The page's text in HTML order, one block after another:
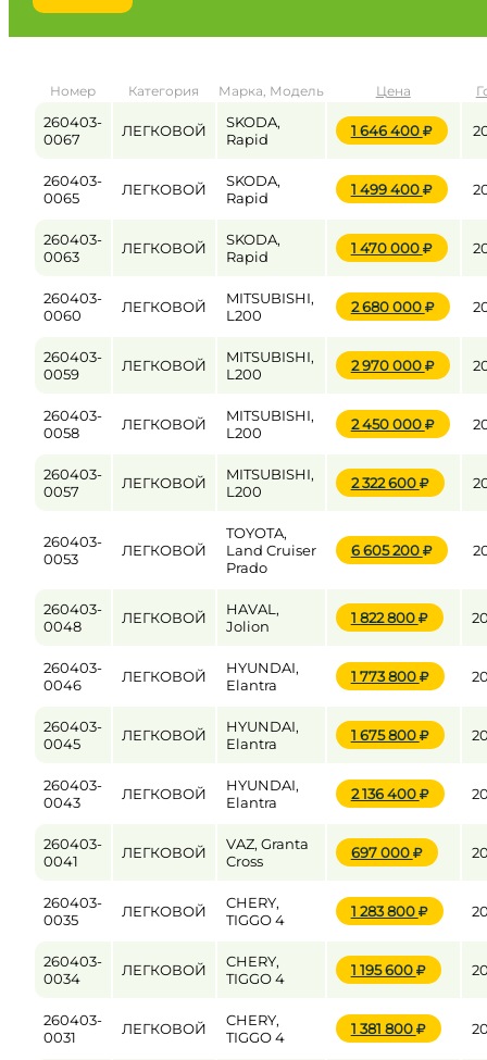
от до
Пробег / Наработка
Цена
Номер Категория Марка, Модель Цена
260403-
0067
ЛЕГКОВОЙ
SKODA,
Rapid
1 646 400
260403-
0065
ЛЕГКОВОЙ
SKODA,
Rapid
1 499 400
260403-
0063
ЛЕГКОВОЙ
SKODA,
Rapid
1 470 000
260403-
0060
ЛЕГКОВОЙ
MITSUBISHI,
L200
2 680 000
260403-
0059
ЛЕГКОВОЙ
MITSUBISHI,
L200
2 970 000
260403-
0058
ЛЕГКОВОЙ
MITSUBISHI,
L200
2 450 000
260403-
0057
ЛЕГКОВОЙ
MITSUBISHI,
L200
2 322 600
260403-
0053
ЛЕГКОВОЙ
TOYOTA,
Land Cruiser
Prado
6 605 200
260403-
0048
ЛЕГКОВОЙ
HAVAL,
Jolion
1 822 800
260403-
0046
ЛЕГКОВОЙ
HYUNDAI,
Elantra
1 773 800
260403-
0045
ЛЕГКОВОЙ
HYUNDAI,
Elantra
1 675 800
260403-
0043
ЛЕГКОВОЙ
HYUNDAI,
Elantra
2 136 400
260403-
0041
ЛЕГКОВОЙ
VAZ, Granta
Cross
697 000
260403-
0035
ЛЕГКОВОЙ
CHERY,
TIGGO 4
1 283 800
260403-
0034
ЛЕГКОВОЙ
CHERY,
TIGGO 4
1 195 600
260403-
0031
ЛЕГКОВОЙ
CHERY,
TIGGO 4
1 381 800